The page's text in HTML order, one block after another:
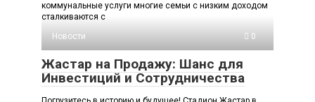
коммунальные услуги многие семьи с низким доходом
сталкиваются с
Новости
0
Жастар на Продажу: Шанс для
Инвестиций и Сотрудничества